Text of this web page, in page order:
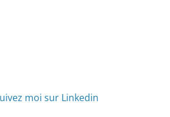
moi sur Linkedin